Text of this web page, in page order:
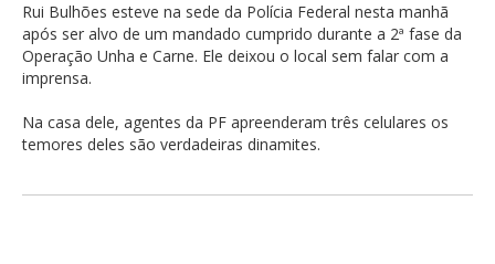
Rui Bulhões esteve na sede da Polícia Federal nesta manhã
após ser alvo de um mandado cumprido durante a 2ª fase da
Operação Unha e Carne. Ele deixou o local sem falar com a
imprensa.
Na casa dele, agentes da PF apreenderam três celulares os
temores deles são verdadeiras dinamites.